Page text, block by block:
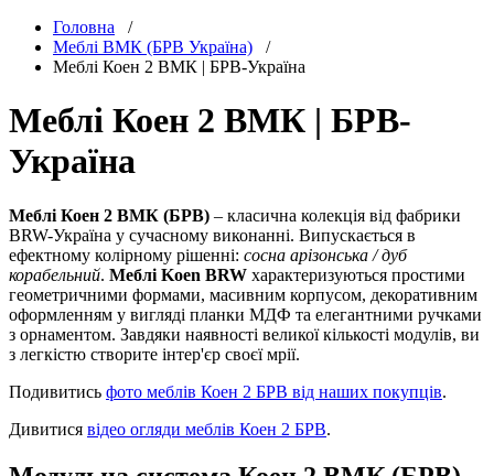
Головна /
Меблі ВМК (БРВ Україна) /
Меблi Коен 2 ВМК | БРВ-Україна
Меблi Коен 2 ВМК | БРВ-
Україна
Меблі Коен 2 ВМК (БРВ) – класична колекція від фабрики
BRW-Україна у сучасному виконанні. Випускається в
ефектному колірному рішенні: сосна арізонська / дуб
корабельний. Меблі Koen BRW характеризуються простими
геометричними формами, масивним корпусом, декоративним
оформленням у вигляді планки МДФ та елегантними ручками
з орнаментом. Завдяки наявності великої кількості модулів, ви
з легкістю створите інтер'єр своєї мрії.
Подивитись фото меблів Коен 2 БРВ від наших покупців.
Дивитися відео огляди меблів Коен 2 БРВ.